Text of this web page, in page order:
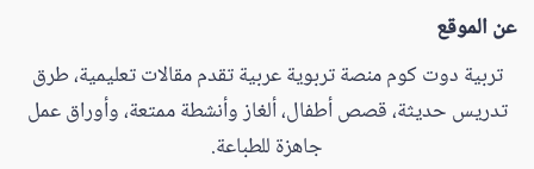
عن الموقع
تربية دوت كوم منصة تربوية عربية تقدم مقالات تعليمية، طرق
تدريس حديثة، قصص أطفال، ألغاز وأنشطة ممتعة، وأوراق عمل
جاهزة للطباعة.